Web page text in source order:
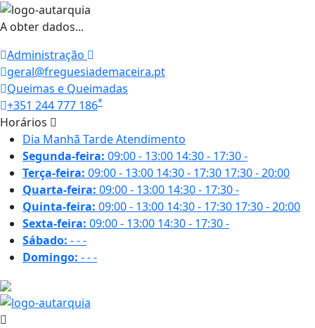
A obter dados...
Administração
geral@freguesiademaceira.pt
Queimas e Queimadas
+351 244 777 186*
Horários
Dia Manhã TardeAtendimento
Segunda-feira: 09:00 - 13:00 14:30 - 17:30-
Terça-feira: 09:00 - 13:00 14:30 - 17:30 17:30 - 20:00
Quarta-feira: 09:00 - 13:00 14:30 - 17:30-
Quinta-feira: 09:00 - 13:00 14:30 - 17:30 17:30 - 20:00
Sexta-feira: 09:00 - 13:00 14:30 - 17:30-
Sábado: ---
Domingo: ---